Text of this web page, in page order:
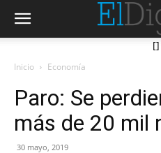
[]
Inicio Economía
Paro: Se
más de 20 mil
30 mayo, 2019